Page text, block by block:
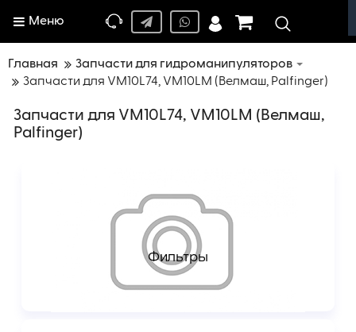
Меню
Главная
Запчасти для гидроманипуляторов
Запчасти для VM10L74, VM10LM (Велмаш, Palfinger)
Запчасти для VM10L74, VM10LM (Велмаш,
Palfinger)
Фильтры